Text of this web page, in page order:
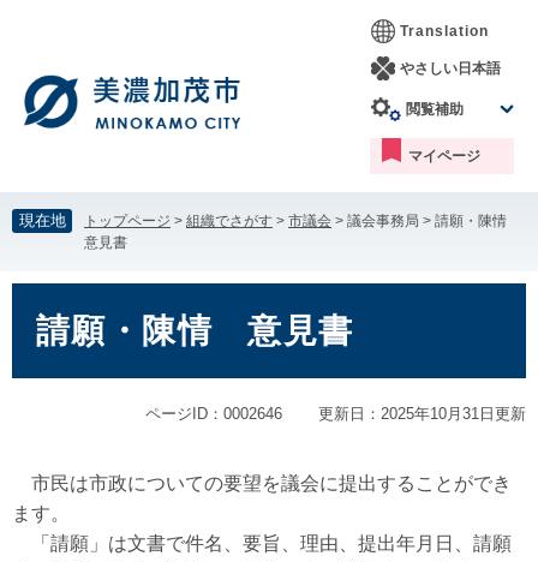
す。
し
て
本
へ
Translation
やさしい日本語
閲覧補助
マイページ
現在地 トップページ > 組織でさがす > 市議会 > 議会事務局 > 請願・陳情
意見書
請願・陳情 意見書
ページID：0002646 更新日：2025年10月31日更新
市民は市政についての要望を議会に提出することができ
ます。
「請願」は文書で件名、要旨、理由、提出年月日、請願